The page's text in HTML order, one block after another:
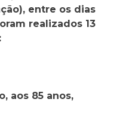
entre os dias
realizados 13
aos 85 anos,